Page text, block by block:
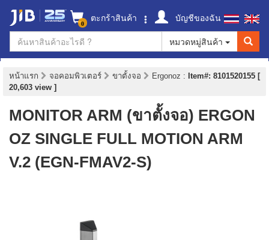
0 ตะกร้าสินค้า
บัญชีของฉัน
หมวดหมู่สินค้า
หน้าแรก จอคอมพิวเตอร์ ขาตั้งจอ Ergonoz : Item#: 8101520155 [
20,603 view ]
MONITOR ARM (ขาตั้งจอ) ERGON
OZ SINGLE FULL MOTION ARM
V.2 (EGN-FMAV2-S)